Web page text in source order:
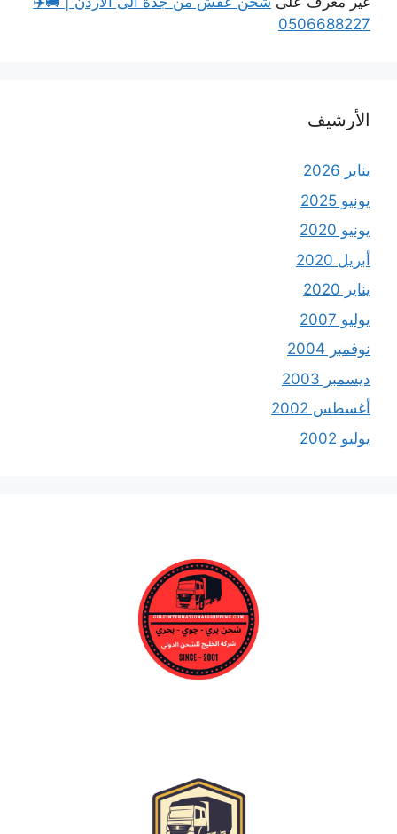
0506688227
الأرشيف
يناير 2026
يونيو 2025
يونيو 2020
أبريل 2020
يناير 2020
يوليو 2007
نوفمبر 2004
ديسمبر 2003
أغسطس 2002
يوليو 2002